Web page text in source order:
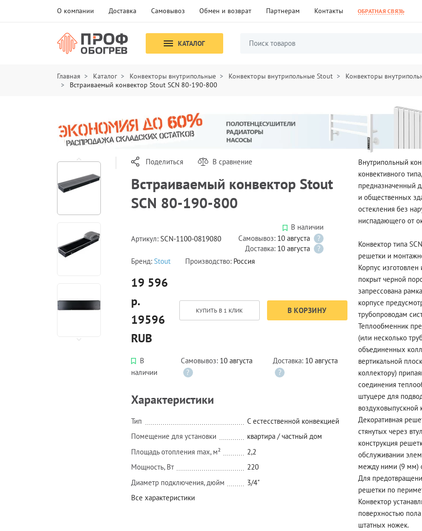
О компании Доставка Самовывоз Обмен и возврат Партнерам Контакты ОБРАТНАЯ СВЯЗЬ
КАТАЛОГ
Главная Каталог Конвекторы внутрипольные Конвекторы внутрипольные Stout
Конвекторы
Встраиваемый конвектор Stout SCN 80-190-800
Поделиться В сравнение
Встраиваемый конвектор Stout
SCN 80-190-800
Артикул: SCN-1100-0819080
В наличии
Самовывоз: 10 августа
?
Доставка: 10 августа
?
Бренд: Stout Производство: Россия
19 596
р.
19596
RUB
КУПИТЬ В 1 КЛИК В КОРЗИНУ
В
наличии
Самовывоз: 10 августа
?
Доставка: 10 августа
?
Характеристики
Тип
C естесственной конвекцией
Помещение для установки
квартира / частный дом
Площадь отопления max, м²
2,2
Мощность, Вт
220
Диаметр подключения, дюйм
3/4"
Все характеристики
Внутрипольный
конвективного
предназначенный
и общественных
остекления без
ниспадающего от
Конвектор типа
решетки и
Корпус
покрыт черной
запрессована
корпусе
трубопроводам
Теплообменник
(или несколько
объединенных
вертикальной
коллектору)
соединения
штуцере для
воздуховыпускной
Декоративная
стянутых через
конструкция
обслуживании
между ними (9 мм)
Для
решетки по
Конвектор
поверхностью
штатных ножек.